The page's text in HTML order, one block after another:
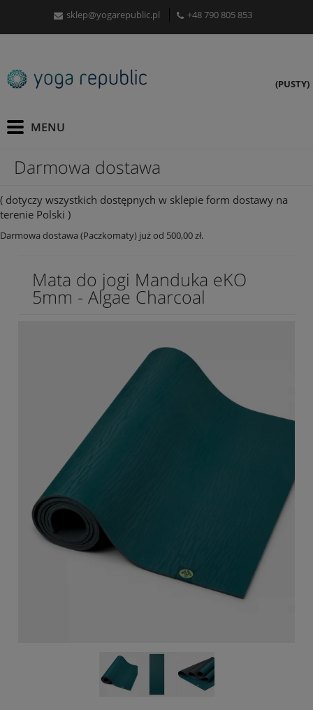
sklep@yogarepublic.pl +48 790 805 853
(PUSTY)
Darmowa dostawa
( dotyczy wszystkich dostępnych w sklepie form dostawy na
terenie Polski )
Darmowa dostawa (Paczkomaty) już od 500,00 zł.
Mata do jogi Manduka eKO
5mm - Algae Charcoal